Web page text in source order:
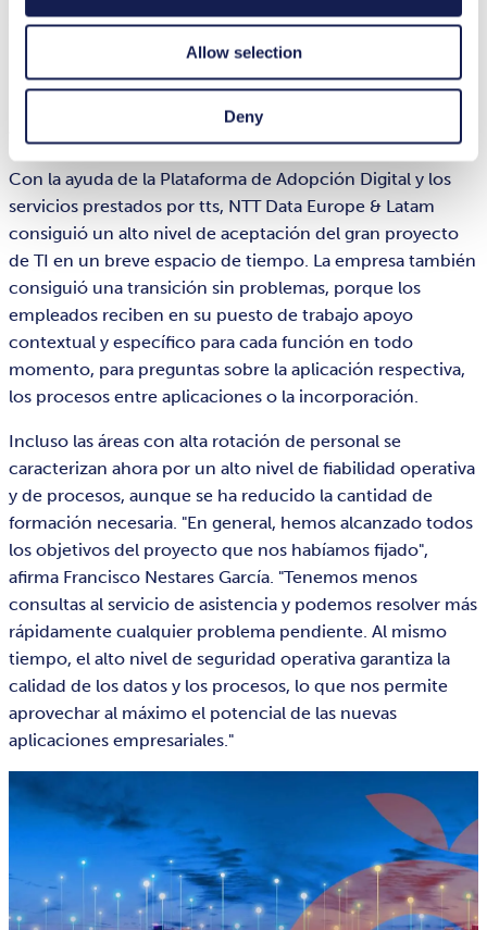
Allow selection
Deny
suite con un vídeo promocional, infografías de
instrucciones y una comunicación intensiva.
La adopción rápida alivia al servicio de
Con la ayuda de la Plataforma de Adopción Digital y los
servicios prestados por tts, NTT Data Europe & Latam
consiguió un alto nivel de aceptación del gran proyecto
de TI en un breve espacio de tiempo. La empresa también
consiguió una transición sin problemas, porque los
empleados reciben en su puesto de trabajo apoyo
contextual y específico para cada función en todo
momento, para preguntas sobre la aplicación respectiva,
los procesos entre aplicaciones o la incorporación.
Incluso las áreas con alta rotación de personal se
caracterizan ahora por un alto nivel de fiabilidad operativa
y de procesos, aunque se ha reducido la cantidad de
formación necesaria. "En general, hemos alcanzado todos
los objetivos del proyecto que nos habíamos fijado",
afirma Francisco Nestares García. "Tenemos menos
consultas al servicio de asistencia y podemos resolver más
rápidamente cualquier problema pendiente. Al mismo
tiempo, el alto nivel de seguridad operativa garantiza la
calidad de los datos y los procesos, lo que nos permite
aprovechar al máximo el potencial de las nuevas
aplicaciones empresariales."